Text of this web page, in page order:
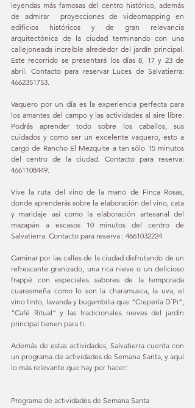
leyendas más famosas del centro histórico, además
de admirar  proyecciones de videomapping en
edificios históricos y de gran relevancia
arquitectónica de la ciudad terminando con una
callejoneada increíble alrededor del jardín principal.
Este recorrido se presentará los días 8, 17 y 23 de
abril. Contacto para reservar Luces de Salvatierra:
4662351753.
Vaquero por un día es la experiencia perfecta para
los amantes del campo y las actividades al aire libre.
Podrás aprender todo sobre los caballos, sus
cuidados y como ser un excelente vaquero, esto a
cargo de Rancho El Mezquite a tan sólo 15 minutos
del centro de la ciudad. Contacto para reserva:
4661108449.
Vive la ruta del vino de la mano de Finca Rosas,
donde aprenderás sobre la elaboración del vino, cata
y maridaje así como la elaboración artesanal del
mazapán a escasos 10 minutos del centro de
Salvatierra. Contacto para reserva : 4661032224
Caminar por las calles de la ciudad disfrutando de un
refrescante granizado, una rica nieve o un delicioso
frappé con especiales sabores de la temporada
cuaresmeña como lo son la charamusca, la uva, el
vino tinto, lavanda y bugambilia que “Crepería D´Pi”,
“Café Ritual” y las tradicionales nieves del jardín
principal tienen para ti.
Además de estas actividades, Salvatierra cuenta con
un programa de actividades de Semana Santa, y aquí
lo más relevante que hay por hacer:
Programa de actividades de Semana Santa